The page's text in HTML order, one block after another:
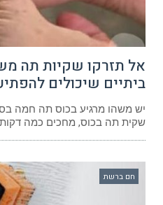
ביתיים שיכולים
יש משהו מרגיע בכוס תה חמה
שקית תה בכוס, מחכים כמה
חם ברשת